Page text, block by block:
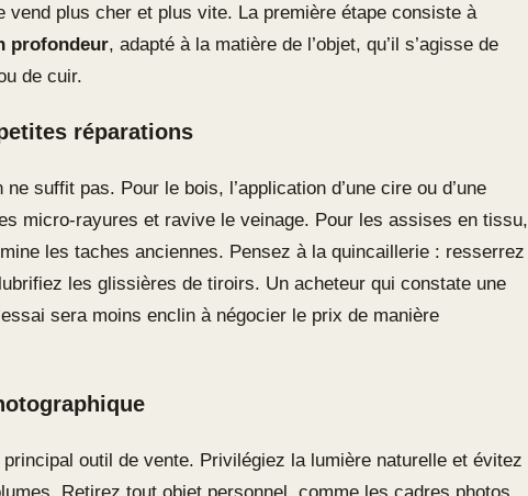
vend plus cher et plus vite. La première étape consiste à
profondeur, adapté à la matière de l’objet, qu’il s’agisse de
de cuir.
réparations
suffit pas. Pour le bois, l’application d’une cire ou d’une
micro-rayures et ravive le veinage. Pour les assises en tissu,
les taches anciennes. Pensez à la quincaillerie : resserrez
les glissières de tiroirs. Un acheteur qui constate une
sera moins enclin à négocier le prix de manière
outil de vente. Privilégiez la lumière naturelle et évitez